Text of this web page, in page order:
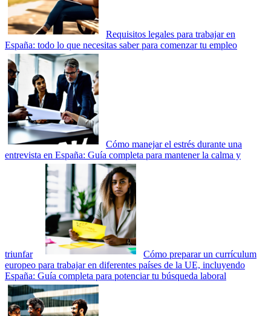
Requisitos legales para trabajar en
España: todo lo que necesitas saber para comenzar tu empleo
Cómo manejar el estrés durante una
entrevista en España: Guía completa para mantener la calma y
triunfar
Cómo preparar un currículum
europeo para trabajar en diferentes países de la UE, incluyendo
España: Guía completa para potenciar tu búsqueda laboral